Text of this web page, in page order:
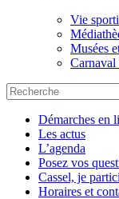
Vie
Musées
Carnaval
Démarches en
Les actus
L’agenda
Posez vos
Cassel, je
Horaires et